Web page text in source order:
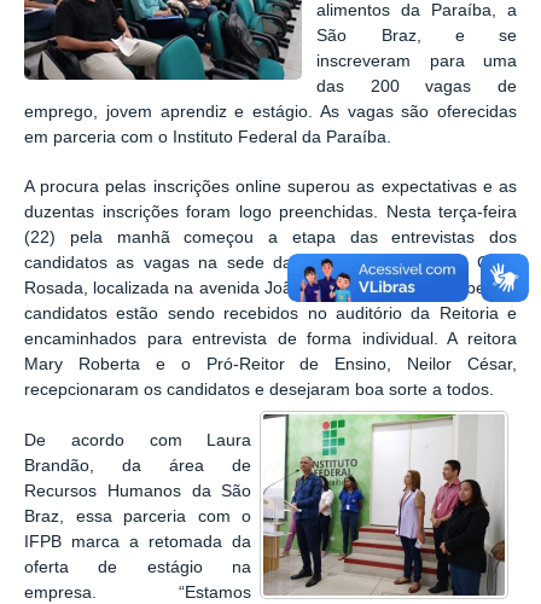
alimentos da Paraíba, a
São Braz, e se
inscreveram para uma
das 200 vagas de
emprego, jovem aprendiz e estágio. As vagas são oferecidas
em parceria com o Instituto Federal da Paraíba.
A procura pelas inscrições online superou as expectativas e as
duzentas inscrições foram logo preenchidas. Nesta terça-feira
(22) pela manhã começou a etapa das entrevistas dos
candidatos as vagas na sede da Reitoria do IFPB, na Casa
Rosada, localizada na avenida João da Mata, em Jaguaribe. Os
candidatos estão sendo recebidos no auditório da Reitoria e
encaminhados para entrevista de forma individual.A reitora
Mary Roberta e o Pró-Reitor de Ensino, Neilor César,
recepcionaram os candidatos e desejaram boa sorte a todos.
De acordo com Laura
Brandão, da área de
Recursos Humanos da São
Braz, essa parceria com o
IFPB marca a retomada da
oferta de estágio na
empresa. “Estamos